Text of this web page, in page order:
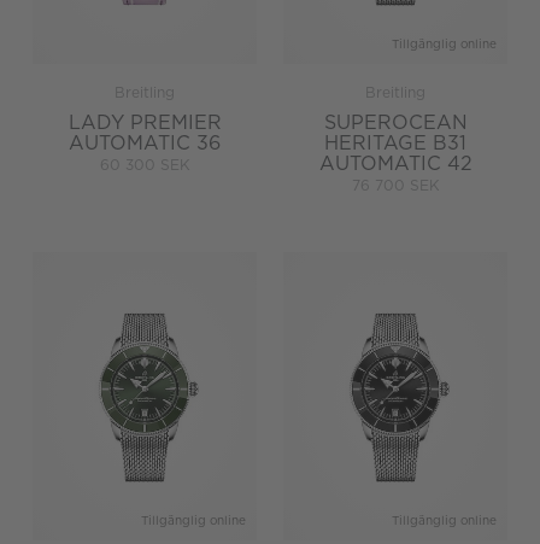
Breitling
LADY PREMIER
AUTOMATIC 36
60 300 SEK
Tillgänglig online
Breitling
SUPEROCEAN
HERITAGE B31
AUTOMATIC 42
76 700 SEK
Tillgänglig online Tillgänglig online